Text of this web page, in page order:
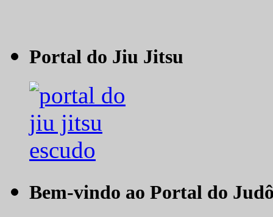
Portal do Jiu Jitsu
Bem-vindo ao Portal do